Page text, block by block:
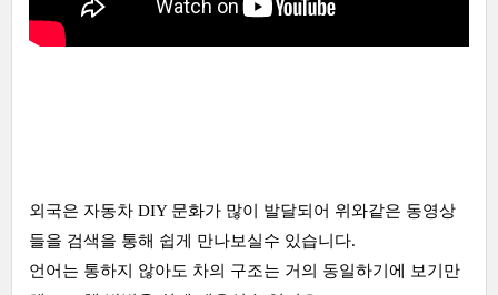
외국은 자동차 DIY 문화가 많이 발달되어 위와같은 동영상
들을 검색을 통해 쉽게 만나보실수 있습니다.
언어는 통하지 않아도 차의 구조는 거의 동일하기에 보기만